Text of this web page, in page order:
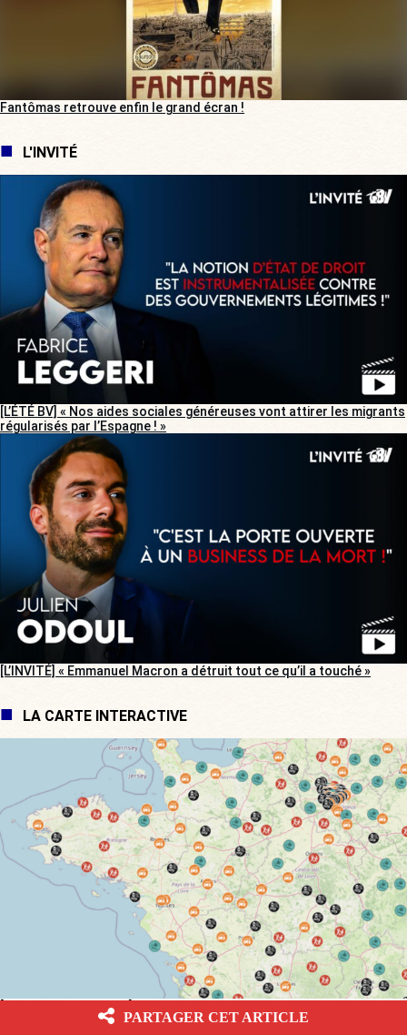
Fantômas retrouve enfin le grand écran !
L'INVITÉ
[L’ÉTÉ BV] « Nos aides sociales généreuses vont attirer les migrants
régularisés par l’Espagne ! »
[L’INVITÉ] « Emmanuel Macron a détruit tout ce qu’il a touché »
LA CARTE INTERACTIVE
[CARTE INTERACTIVE] Votre ville est-elle une championne de la
PARTAGER CET ARTICLE